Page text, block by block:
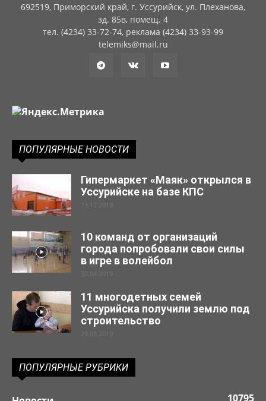
692519, Приморский край, г. Уссурийск, ул. Плеханова,
зд. 85в, помещ. 4
тел. (4234) 33-72-74, реклама (4234) 33-93-99
telemiks@mail.ru
ПОПУЛЯРНЫЕ НОВОСТИ
Гипермаркет «Маяк» открылся в
Уссурийске на базе КПС
23.12.2019
10 команд от организаций
города попробовали свои силы
в игре в волейбол
30.04.2019
11 многодетных семей
Уссурийска получили землю под
строительство
29.03.2019
ПОПУЛЯРНЫЕ РУБРИКИ
10795